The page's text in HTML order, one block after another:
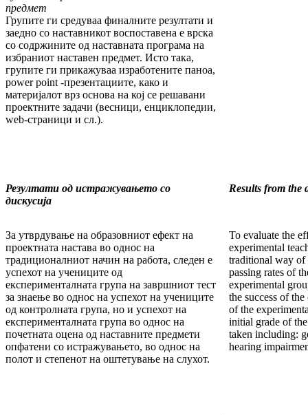
предмет
Групите ги средуваа финалните резултати и
заедно со наставникот воспоставена е врска
со содржините од наставната програма на
избра­ниот наставен предмет. Исто така,
групите ги прикажуваа изработените паноа,
power point -презентациите, како и
материјалот врз основа на кој се решавани
проектните задачи (весници, енциклопедии,
web-страници и сл.).
Резултати од истражувањето со
дискусија
Results from the
За утврдување на образовниот ефект на
проек­т­на­та настава во однос на
традиционалниот на­чин на работа, следен е
успехот на учениците од
експерименталната група на завршниот тест
за знаење во однос на успехот на учениците
од контролната група, но и успехот на
експери­мен­талната група во однос на
почетната оцена од наставните предмети
опфатени со истражу­ва­ње­то, во однос на
полот и степенот на оште­ту­вање на слухот.
To evaluate the
ex­perimental
traditional way of
passing rates of
experimental
the success of
of the
initial grade of
taken including:
hearing